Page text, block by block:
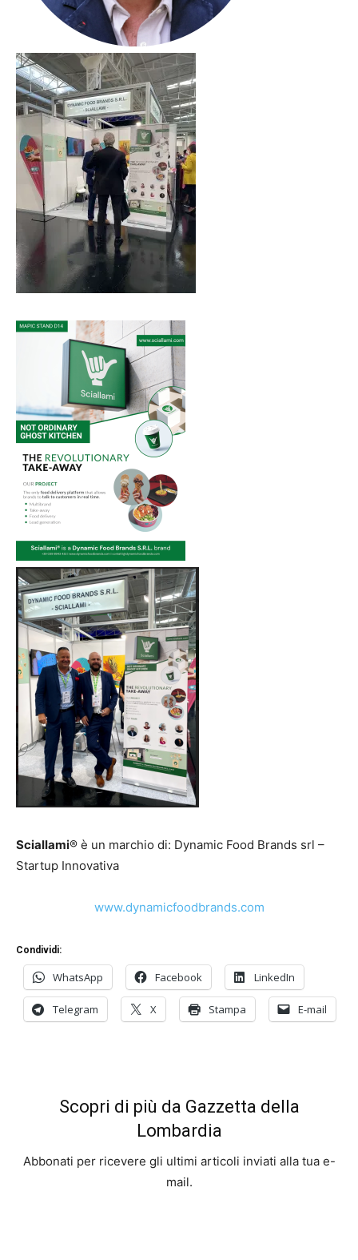
Sciallami® è un marchio di: Dynamic Food Brands srl –
Startup Innovativa
www.dynamicfoodbrands.com
Condividi:
WhatsApp Facebook LinkedIn
Telegram X Stampa E-mail
Scopri di più da Gazzetta della
Lombardia
Abbonati per ricevere gli ultimi articoli inviati alla tua e-
mail.